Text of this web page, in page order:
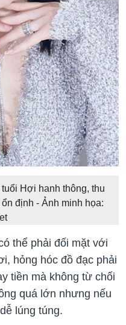
Hợi hanh thông, thu
định - Ảnh minh họa:
thể phải đối mặt với
hỏng hóc đồ đạc phải
tiền mà không từ chối
quá lớn nhưng nếu
lúng túng.